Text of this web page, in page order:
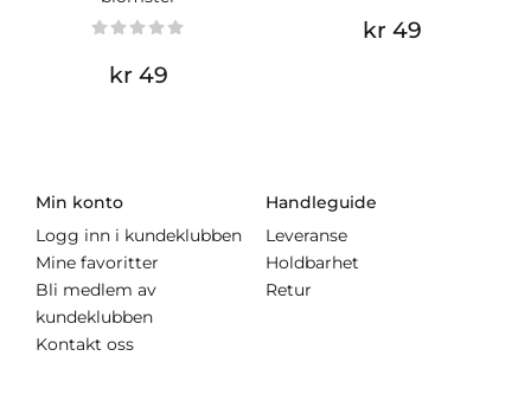
kr 49
kr 49
Min konto
Logg inn i kundeklubben
Mine favoritter
Bli medlem av
kundeklubben
Kontakt oss
Handleguide
Leveranse
Holdbarhet
Retur